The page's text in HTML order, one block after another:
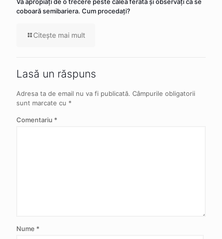
coboară semibariera. Cum procedaţi?
Citeşte mai mult
Lasă un răspuns
Adresa ta de email nu va fi publicată. Câmpurile obligatorii
sunt marcate cu *
Comentariu *
Nume *